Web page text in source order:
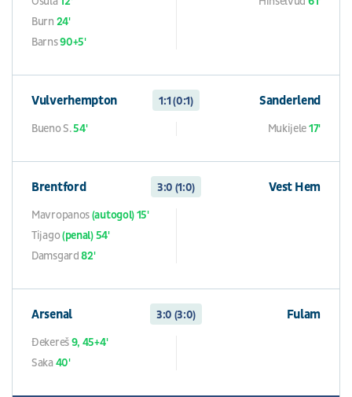
Burn 24'
Barns90+5'
Vulverhempton 1:1 (0:1) Sanderlend
Bueno S.54' Mukijele17'
Brentford 3:0 (1:0) Vest Hem
Mavropanos(autogol) 15'
Tijago(penal) 54'
Damsgard82'
Arsenal 3:0 (3:0) Fulam
Đekereš9, 45+4'
Saka 40'